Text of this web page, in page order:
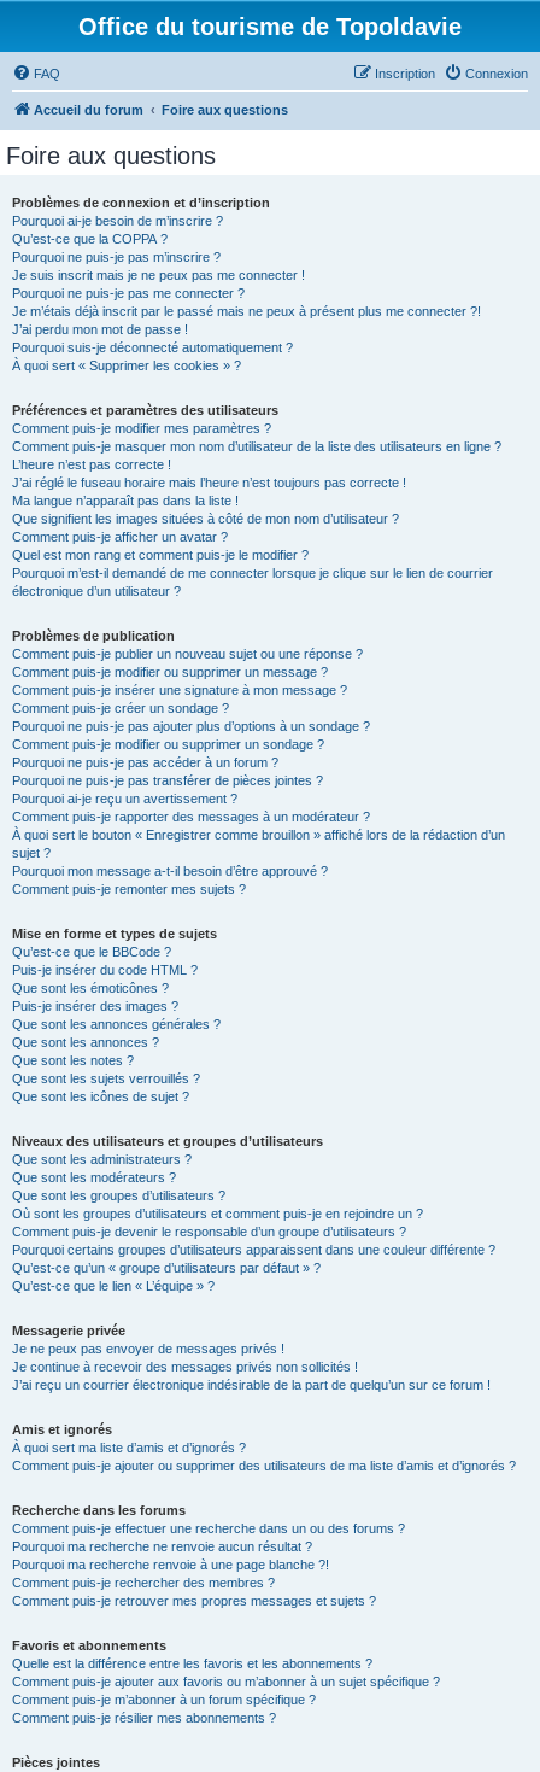
Office du tourisme de Topoldavie
FAQ Connexion
Inscription
Accueil du forum Foire aux questions
Foire aux questions
Problèmes de connexion et d’inscription
Pourquoi ai-je besoin de m’inscrire ?
Qu’est-ce que la COPPA ?
Pourquoi ne puis-je pas m’inscrire ?
Je suis inscrit mais je ne peux pas me connecter !
Pourquoi ne puis-je pas me connecter ?
Je m’étais déjà inscrit par le passé mais ne peux à présent plus me connecter ?!
J’ai perdu mon mot de passe !
Pourquoi suis-je déconnecté automatiquement ?
À quoi sert « Supprimer les cookies » ?
Préférences et paramètres des utilisateurs
Comment puis-je modifier mes paramètres ?
Comment puis-je masquer mon nom d’utilisateur de la liste des utilisateurs en ligne ?
L’heure n’est pas correcte !
J’ai réglé le fuseau horaire mais l’heure n’est toujours pas correcte !
Ma langue n’apparaît pas dans la liste !
Que signifient les images situées à côté de mon nom d’utilisateur ?
Comment puis-je afficher un avatar ?
Quel est mon rang et comment puis-je le modifier ?
Pourquoi m’est-il demandé de me connecter lorsque je clique sur le lien de courrier
électronique d’un utilisateur ?
Problèmes de publication
Comment puis-je publier un nouveau sujet ou une réponse ?
Comment puis-je modifier ou supprimer un message ?
Comment puis-je insérer une signature à mon message ?
Comment puis-je créer un sondage ?
Pourquoi ne puis-je pas ajouter plus d’options à un sondage ?
Comment puis-je modifier ou supprimer un sondage ?
Pourquoi ne puis-je pas accéder à un forum ?
Pourquoi ne puis-je pas transférer de pièces jointes ?
Pourquoi ai-je reçu un avertissement ?
Comment puis-je rapporter des messages à un modérateur ?
À quoi sert le bouton « Enregistrer comme brouillon » affiché lors de la rédaction d’un
sujet ?
Pourquoi mon message a-t-il besoin d’être approuvé ?
Comment puis-je remonter mes sujets ?
Mise en forme et types de sujets
Qu’est-ce que le BBCode ?
Puis-je insérer du code HTML ?
Que sont les émoticônes ?
Puis-je insérer des images ?
Que sont les annonces générales ?
Que sont les annonces ?
Que sont les notes ?
Que sont les sujets verrouillés ?
Que sont les icônes de sujet ?
Niveaux des utilisateurs et groupes d’utilisateurs
Que sont les administrateurs ?
Que sont les modérateurs ?
Que sont les groupes d’utilisateurs ?
Où sont les groupes d’utilisateurs et comment puis-je en rejoindre un ?
Comment puis-je devenir le responsable d’un groupe d’utilisateurs ?
Pourquoi certains groupes d’utilisateurs apparaissent dans une couleur différente ?
Qu’est-ce qu’un « groupe d’utilisateurs par défaut » ?
Qu’est-ce que le lien « L’équipe » ?
Messagerie privée
Je ne peux pas envoyer de messages privés !
Je continue à recevoir des messages privés non sollicités !
J’ai reçu un courrier électronique indésirable de la part de quelqu’un sur ce forum !
Amis et ignorés
À quoi sert ma liste d’amis et d’ignorés ?
Comment puis-je ajouter ou supprimer des utilisateurs de ma liste d’amis et d’ignorés ?
Recherche dans les forums
Comment puis-je effectuer une recherche dans un ou des forums ?
Pourquoi ma recherche ne renvoie aucun résultat ?
Pourquoi ma recherche renvoie à une page blanche ?!
Comment puis-je rechercher des membres ?
Comment puis-je retrouver mes propres messages et sujets ?
Favoris et abonnements
Quelle est la différence entre les favoris et les abonnements ?
Comment puis-je ajouter aux favoris ou m’abonner à un sujet spécifique ?
Comment puis-je m’abonner à un forum spécifique ?
Comment puis-je résilier mes abonnements ?
Pièces jointes